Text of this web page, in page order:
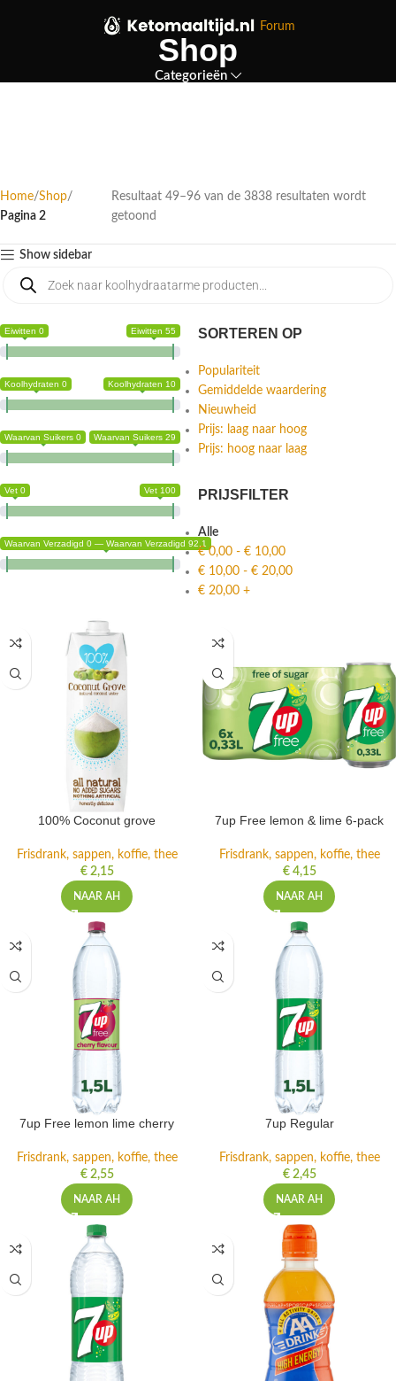
Forum
Shop
Categorieën
Home Shop
Pagina 2
Resultaat 49–96 van de 3838 resultaten wordt
getoond
Show sidebar
Eiwitten 0 Eiwitten 55
Koolhydraten 0 Koolhydraten 10
Waarvan Suikers 0 Waarvan Suikers 29
Vet 0 Vet 100
Waarvan Verzadigd 0 — Waarvan Verzadigd 92.1
SORTEREN OP
Populariteit
Gemiddelde waardering
Nieuwheid
Prijs: laag naar hoog
Prijs: hoog naar laag
PRIJSFILTER
Alle
€0,00 - € 10,00
€ 10,00 - € 20,00
€ 20,00 +
100% Coconut grove
Frisdrank, sappen, koffie, thee
€2,15
NAAR AH
7up Free lemon & lime 6-pack
Frisdrank, sappen, koffie, thee
€4,15
NAAR AH
7up Free lemon lime cherry
Frisdrank, sappen, koffie, thee
€2,55
NAAR AH
7up Regular
Frisdrank, sappen, koffie, thee
€2,45
NAAR AH